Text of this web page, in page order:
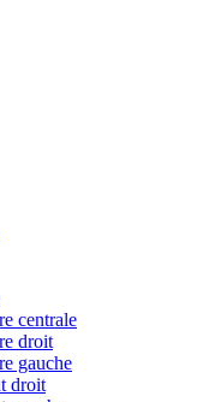
centrale
droit
gauche
droit